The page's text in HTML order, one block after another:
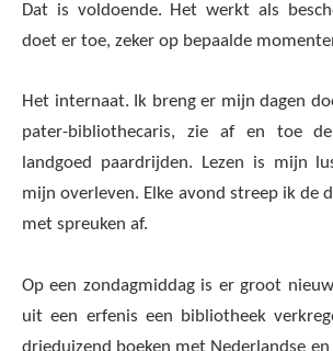
Dat is voldoende. Het werkt als
doet er toe, zeker op bepaalde
Het internaat. Ik breng er mijn dagen
pater-bibliothecaris, zie af en toe
landgoed paardrijden. Lezen is mijn
mijn overleven. Elke avond streep ik de
met spreuken af.
Op een zondagmiddag is er groot
uit een erfenis een bibliotheek
drieduizend boeken met Nederlandse